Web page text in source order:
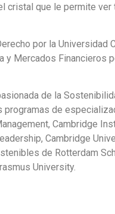
cristal que le permite ver
por la Universidad
y Mercados Financieros
de la
programas de
Cambridge
Cambridge
de Rotterdam
University.